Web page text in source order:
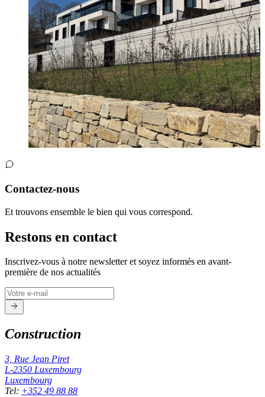
Contactez-nous
Et trouvons ensemble le bien qui vous correspond.
Restons en contact
Inscrivez-vous à notre newsletter et soyez informés en avant-
première de nos actualités
Construction
3, Rue Jean Piret
L-2350 Luxembourg
Luxembourg
Tel: +352 49 88 88